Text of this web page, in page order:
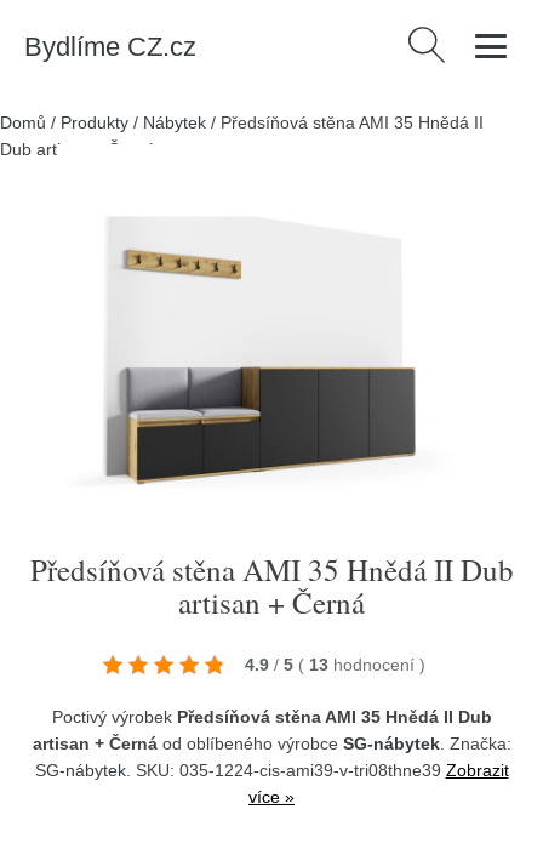
Bydlíme CZ.cz Vyhledávání
Domů / Produkty / Nábytek / Předsíňová stěna AMI 35 Hnědá II
Dub artisan + Černá
Předsíňová stěna AMI 35 Hnědá II Dub
artisan + Černá
4.9 / 5 ( 13 hodnocení )
Poctivý výrobek Předsíňová stěna AMI 35 Hnědá II Dub
artisan + Černáod oblíbeného výrobce SG-nábytek. Značka:
SG-nábytek. SKU: 035-1224-cis-ami39-v-tri08thne39 Zobrazit
více »